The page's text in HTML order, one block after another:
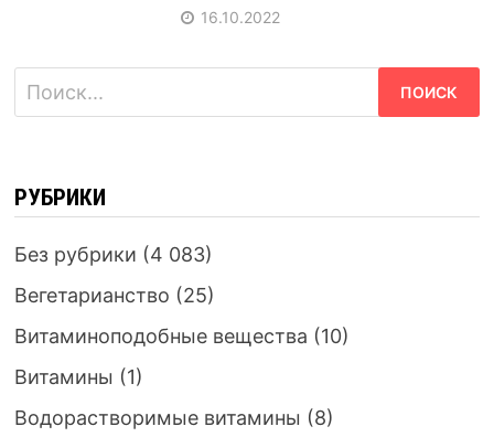
16.10.2022
Найти:
РУБРИКИ
Без рубрики (4 083)
Вегетарианство (25)
Витаминоподобные вещества (10)
Витамины (1)
Водорастворимые витамины (8)